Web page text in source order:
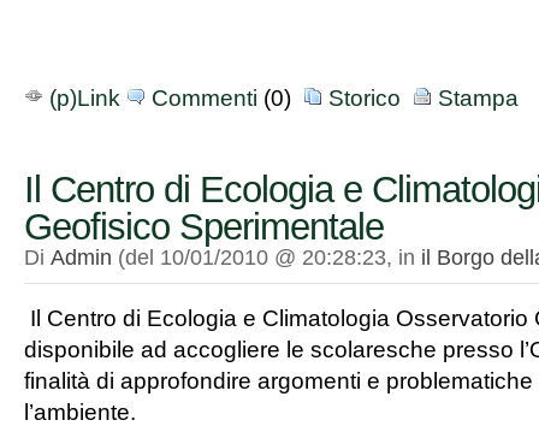
(p)Link Commenti (0) Storico Stampa
Il Centro di Ecologia e
Geofisico Sperimentale
Di Admin (del 10/01/2010 @ 20:28:23, in il Borgo
Il Centro di Ecologia e Climatologia
disponibile ad accogliere le scolaresche presso
finalità di approfondire argomenti e
l’ambiente.